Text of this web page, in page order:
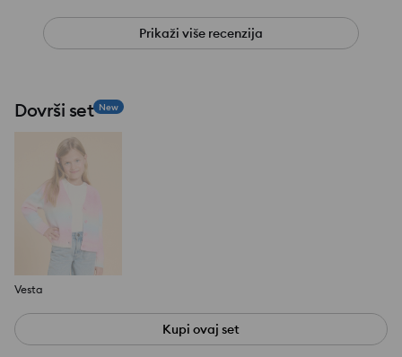
Prikaži više recenzija
Dovrši set New
Vesta
Kupi ovaj set